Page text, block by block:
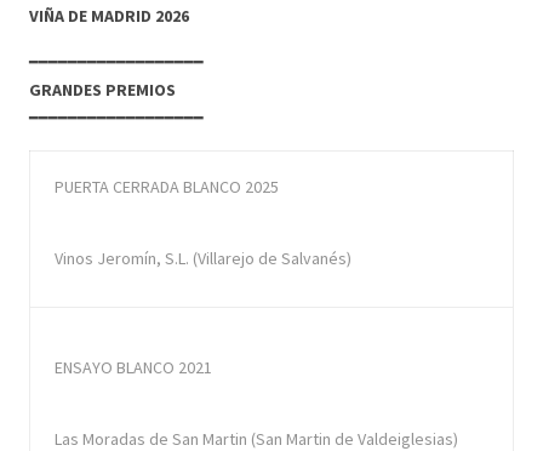
VIÑA DE MADRID 2026
━━━━━━━━━━━━━━━━━━
GRANDES PREMIOS
━━━━━━━━━━━━━━━━━━
PUERTA CERRADA BLANCO 2025
Vinos Jeromín, S.L. (Villarejo de Salvanés)
ENSAYO BLANCO 2021
Las Moradas de San Martin (San Martin de Valdeiglesias)